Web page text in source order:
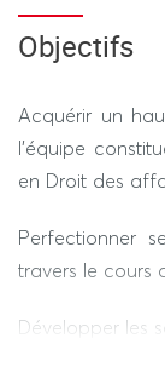
compréhension
en mutation
entreprise
économique
Objectifs
Acquérir un
l’équipe
en Droit des
Perfectionner
travers le cours
Développer les